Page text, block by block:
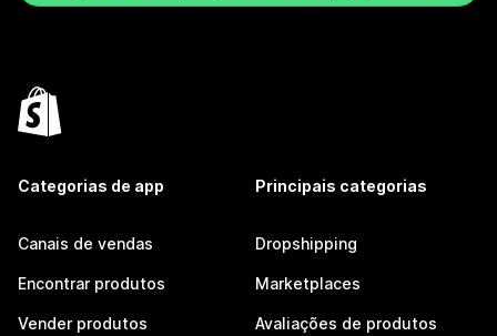
Categorias de app
Canais de vendas
Encontrar produtos
Vender produtos
Principais categorias
Dropshipping
Marketplaces
Avaliações de produtos